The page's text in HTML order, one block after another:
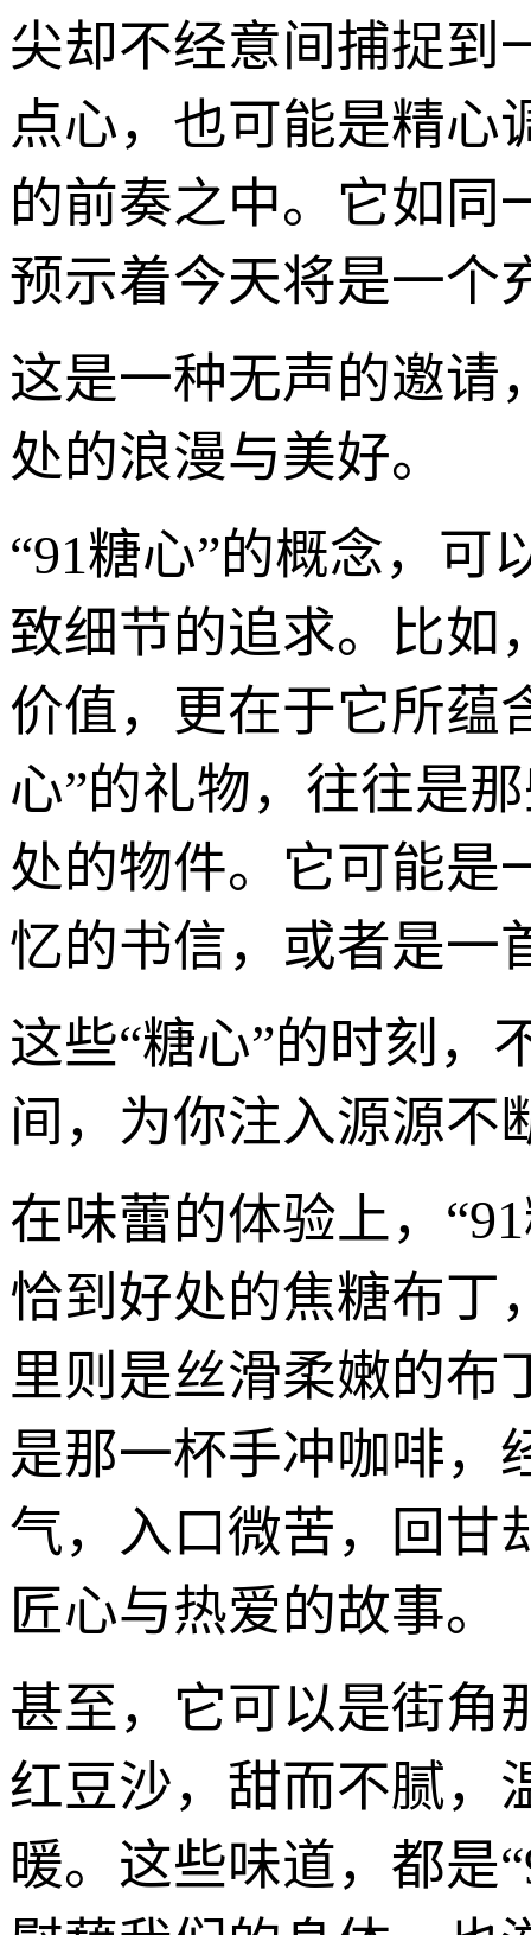
尖却不经意间捕捉到
点心，也可能是精心
的前奏之中。它如同
预示着今天将是一个
这是一种无声的邀请
处的浪漫与美好。
“91糖心”的概念，可
致细节的追求。比如
价值，更在于它所蕴
心”的礼物，往往是
处的物件。它可能是
忆的书信，或者是一
这些“糖心”的时刻，
间，为你注入源源不
在味蕾的体验上，
恰到好处的焦糖布丁
里则是丝滑柔嫩的布
是那一杯手冲咖啡，
气，入口微苦，回甘
匠心与热爱的故事。
甚至，它可以是街角
红豆沙，甜而不腻，
暖。这些味道，都是